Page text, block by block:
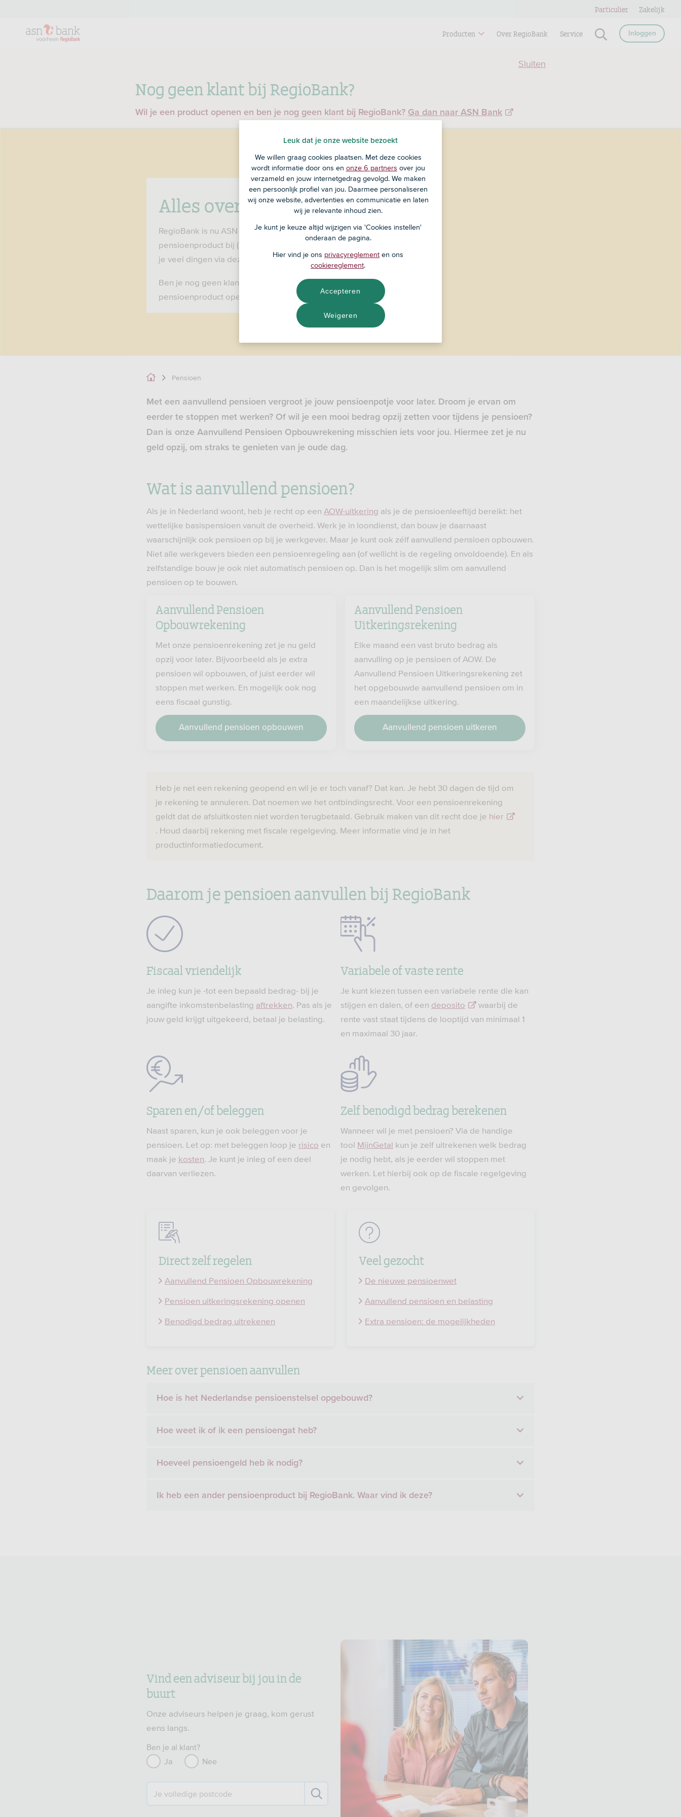
Nog geen klant bij RegioBank?
Wil je een product openen en ben je nog geen klant bij RegioBank? Ga dan naar ASN Bank
Sluiten
Producten Over RegioBank Service Inloggen
Particulier Zakelijk
Alles over pensioen
RegioBank is nu ASN Bank. Heb je voor 1 december een
pensioenproduct bij (of via) RegioBank afgesloten? Dan kun
je veel dingen via deze pagina regelen en vinden.
Ben je nog geen klant bij RegioBank en wil je een
pensioenproduct openen?
Ga dan naar ASN Bank .
Pensioen
Met een aanvullend pensioen vergroot je jouw pensioenpotje voor later. Droom je ervan om
eerder te stoppen met werken? Of wil je een mooi bedrag opzij zetten voor tijdens je pensioen?
Dan is onze Aanvullend Pensioen Opbouwrekening misschien iets voor jou. Hiermee zet je nu
geld opzij, om straks te genieten van je oude dag.
Wat is aanvullend pensioen?
Als je in Nederland woont, heb je recht op een AOW-uitkering als je de pensioenleeftijd bereikt: het
wettelijke basispensioen vanuit de overheid. Werk je in loondienst, dan bouw je daarnaast
waarschijnlijk ook pensioen op bij je werkgever. Maar je kunt ook zélf aanvullend pensioen opbouwen.
Niet alle werkgevers bieden een pensioenregeling aan (of wellicht is de regeling onvoldoende). En als
zelfstandige bouw je ook niet automatisch pensioen op. Dan is het mogelijk slim om aanvullend
pensioen op te bouwen.
Aanvullend Pensioen
Opbouwrekening
Met onze pensioenrekening zet je nu geld
opzij voor later. Bijvoorbeeld als je extra
pensioen wil opbouwen, of juist eerder wil
stoppen met werken. En mogelijk ook nog
eens fiscaal gunstig.
Aanvullend pensioen opbouwen
Aanvullend Pensioen
Uitkeringsrekening
Elke maand een vast bruto bedrag als
aanvulling op je pensioen of AOW. De
Aanvullend Pensioen Uitkeringsrekening zet
het opgebouwde aanvullend pensioen om in
een maandelijkse uitkering.
Aanvullend pensioen uitkeren
Heb je net een rekening geopend en wil je er toch vanaf? Dat kan. Je hebt 30 dagen de tijd om
je rekening te annuleren. Dat noemen we het ontbindingsrecht. Voor een pensioenrekening
geldt dat de afsluitkosten niet worden terugbetaald. Gebruik maken van dit recht doe je hier
. Houd daarbij rekening met fiscale regelgeving. Meer informatie vind je in het
productinformatiedocument.
Daarom je pensioen aanvullen bij RegioBank
Fiscaal vriendelijk
Je inleg kun je -tot een bepaald bedrag- bij je
aangifte inkomstenbelasting aftrekken. Pas als je
jouw geld krijgt uitgekeerd, betaal je belasting.
Variabele of vaste rente
Je kunt kiezen tussen een variabele rente die kan
stijgen en dalen, of een deposito
waarbij de
rente vast staat tijdens de looptijd van minimaal 1
en maximaal 30 jaar.
Sparen en/of beleggen
Naast sparen, kun je ook beleggen voor je
pensioen. Let op: met beleggen loop je risico en
maak je kosten. Je kunt je inleg of een deel
daarvan verliezen.
Zelf benodigd bedrag berekenen
Wanneer wil je met pensioen? Via de handige
tool MijnGetal kun je zelf uitrekenen welk bedrag
je nodig hebt, als je eerder wil stoppen met
werken. Let hierbij ook op de fiscale regelgeving
en gevolgen.
Direct zelf regelen
Aanvullend Pensioen Opbouwrekening
Pensioen uitkeringsrekening openen
Benodigd bedrag uitrekenen
Veel gezocht
De nieuwe pensioenwet
Aanvullend pensioen en belasting
Extra pensioen: de mogelijkheden
Meer over pensioen aanvullen
Hoe is het Nederlandse pensioenstelsel opgebouwd?
Hoe weet ik of ik een pensioengat heb?
Hoeveel pensioengeld heb ik nodig?
Ik heb een ander pensioenproduct bij RegioBank. Waar vind ik deze?
Vind een adviseur bij jou in de
buurt
Onze adviseurs helpen je graag, kom gerust
eens langs.
Ben je al klant?
Ja
Nee
Je volledige postcode
Leuk dat je onze website bezoekt
We willen graag cookies plaatsen. Met deze cookies
wordt informatie door ons en onze 6 partners over jou
verzameld en jouw internetgedrag gevolgd. We maken
een persoonlijk profiel van jou. Daarmee personaliseren
wij onze website, advertenties en communicatie en laten
wij je relevante inhoud zien.
Je kunt je keuze altijd wijzigen via 'Cookies instellen'
onderaan de pagina.
Hier vind je ons privacyreglement en ons
cookiereglement.
Weigeren
Accepteren